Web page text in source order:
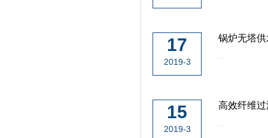
17
2019-3
锅炉无塔
...
15
2019-3
高效纤维
...